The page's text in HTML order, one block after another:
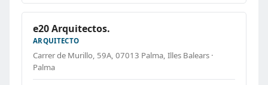
e20 Arquitectos.
ARQUITECTO
Carrer de Murillo, 59A, 07013 Palma, Illes Balears ·
Palma